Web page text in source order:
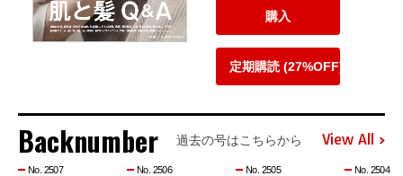
購入
定期購読 (27%OFF)
Backnumber 過去の号はこちらから View All
No. 2507 No. 2506 No. 2505 No. 2504